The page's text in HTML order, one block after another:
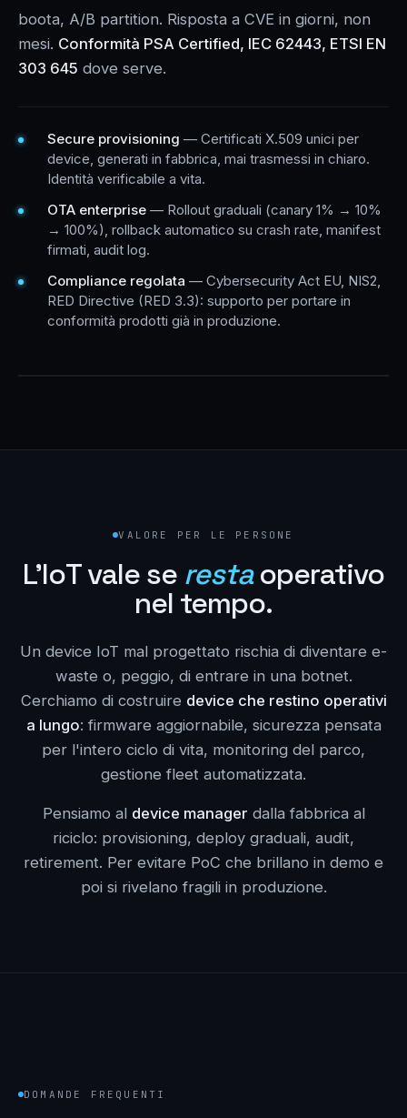
boota, A/B partition. Risposta a CVE in giorni, non
mesi. Conformità PSA Certified, IEC 62443, ETSI EN
303 645 dove serve.
Secure provisioning — Certificati X.509 unici per
device, generati in fabbrica, mai trasmessi in chiaro.
Identità verificabile a vita.
OTA enterprise — Rollout graduali (canary 1% → 10%
→ 100%), rollback automatico su crash rate, manifest
firmati, audit log.
Compliance regolata — Cybersecurity Act EU, NIS2,
RED Directive (RED 3.3): supporto per portare in
conformità prodotti già in produzione.
VALORE PER LE PERSONE
L'IoT vale se restaoperativo
nel tempo.
Un device IoT mal progettato rischia di diventare e-
waste o, peggio, di entrare in una botnet.
Cerchiamo di costruire device che restino operativi
a lungo: firmware aggiornabile, sicurezza pensata
per l'intero ciclo di vita, monitoring del parco,
gestione fleet automatizzata.
Pensiamo al device manager dalla fabbrica al
riciclo: provisioning, deploy graduali, audit,
retirement. Per evitare PoC che brillano in demo e
poi si rivelano fragili in produzione.
DOMANDE FREQUENTI